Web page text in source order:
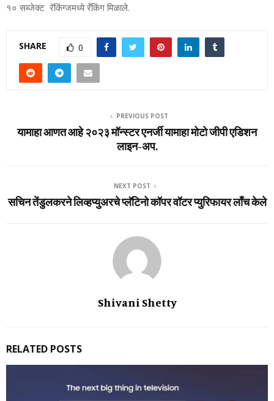
१० सब्जेक्ट रॅकिंग्‍जमध्‍ये रँकिंग मिळाले.
SHARE 0
PREVIOUS POST
यामाहा आणत आहे २०२३ मॉन्स्टर एनर्जी यामाहा मोटो जीपी एडिशन
लाइन-अप.
NEXT POST
सचिन तेंडुलकरने लिव्‍हप्‍युअरचे प्‍लॅटिनो कॉपर वॉटर प्‍युरिफायर लाँच केले
Shivani Shetty
RELATED POSTS